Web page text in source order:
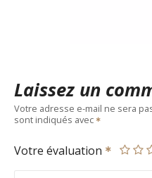
Laissez un
Votre adresse e-mail ne sera
sont indiqués avec
Votre évaluation